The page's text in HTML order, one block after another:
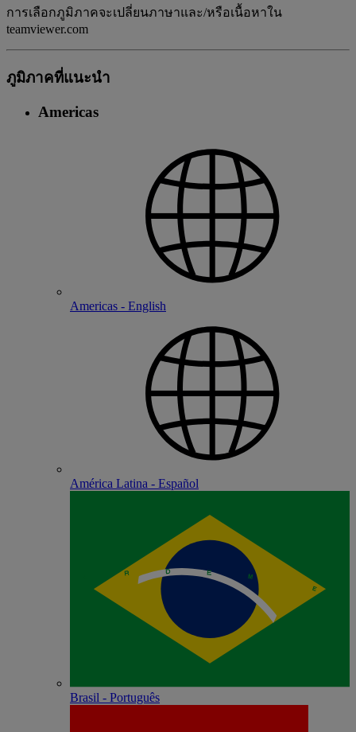
การเลือกภูมิภาคจะเปลี่ยนภาษาและ/หรือเนื้อหาใน
teamviewer.com
ภูมิภาคที่แนะนํา
Americas
Americas - English
América Latina - Español
Brasil - Português